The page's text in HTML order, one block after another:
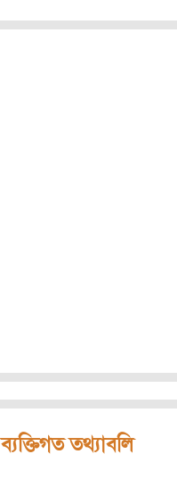
ব্যক্তিগত তথ্যাবলি